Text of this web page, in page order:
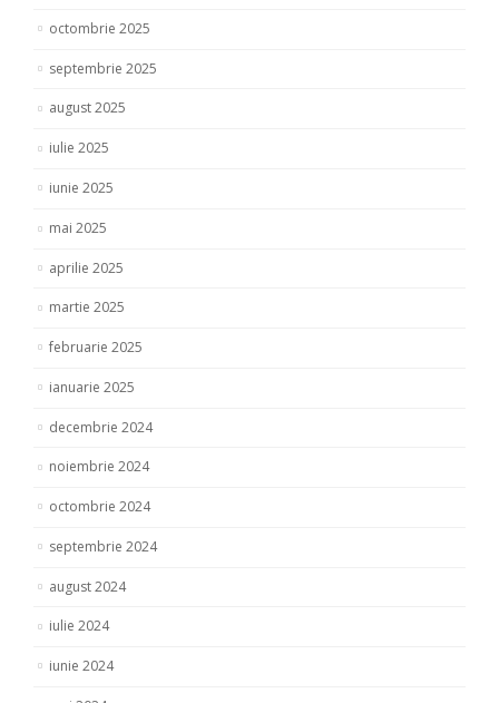
octombrie 2025
septembrie 2025
august 2025
iulie 2025
iunie 2025
mai 2025
aprilie 2025
martie 2025
februarie 2025
ianuarie 2025
decembrie 2024
noiembrie 2024
octombrie 2024
septembrie 2024
august 2024
iulie 2024
iunie 2024